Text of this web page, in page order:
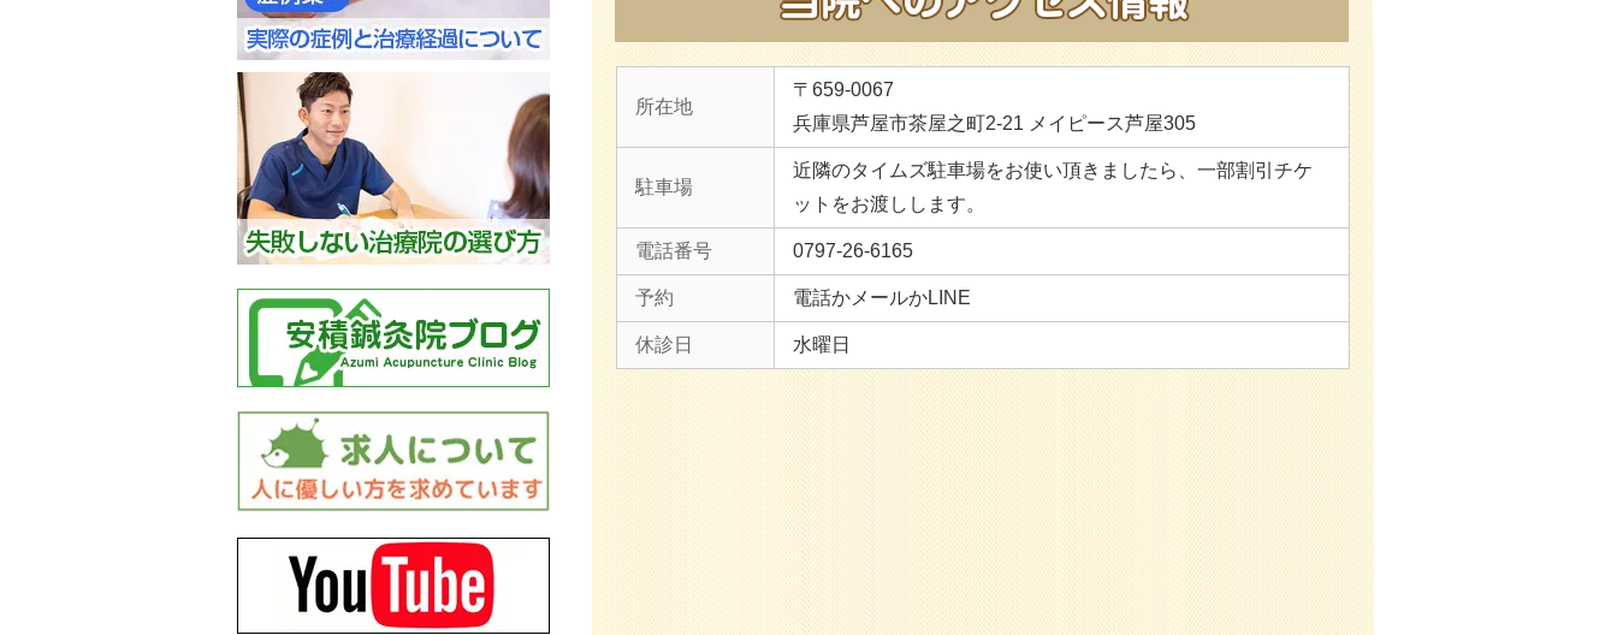
所在地
〒659-0067
兵庫県芦屋市茶屋之町2-21 メイピース芦屋305
駐車場
近隣のタイムズ駐車場をお使い頂きましたら、一部割引チケ
ットをお渡しします。
電話番号 0797-26-6165
予約 電話かメールかLINE
休診日 水曜日